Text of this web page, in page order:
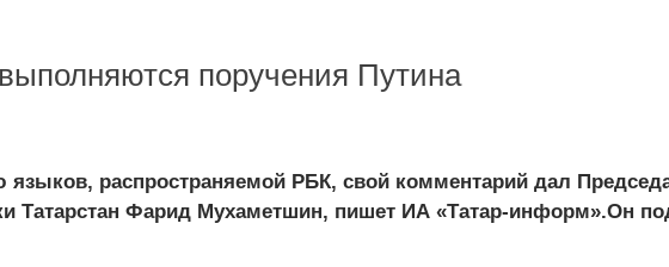
поручения Путина
распространяемой РБК, свой комментарий дал
Татарстан Фарид Мухаметшин, пишет ИА «Татар-информ».Он